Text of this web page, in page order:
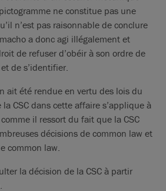
ne constitue pas une
n’est pas raisonnable de conclure
a donc agi illégalement et
de refuser d’obéir à son ordre de
de s’identifier.
ait été rendue en vertu des lois du
CSC dans cette affaire s’applique à
il ressort du fait que la CSC
décisions de common law et
common law.
la décision de la CSC à partir